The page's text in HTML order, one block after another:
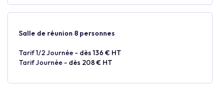
Salle de réunion 8 personnes
Tarif 1/2 Journée - dès 136 € HT
Tarif Journée - dès 208 € HT